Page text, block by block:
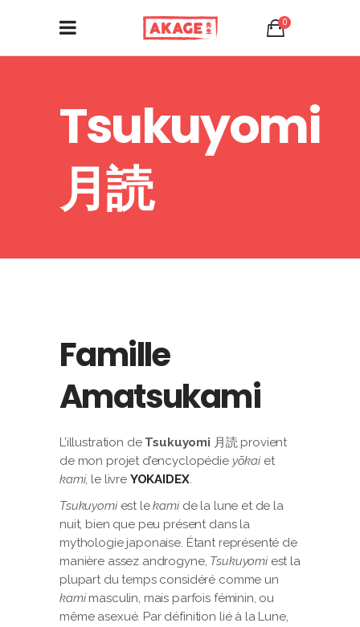
0
Tsukuyomi
月読
Famille
Amatsukami
L’illustration de Tsukuyomi 月読 provient
de mon projet d’encyclopédie yōkaiet
kami, le livre YOKAIDEX.
Tsukuyomiest lekamide la lune et de la
nuit, bien que peu présent dans la
mythologie japonaise. Étant représenté de
manière assez androgyne, Tsukuyomiest la
plupart du temps considéré comme un
kamimasculin, mais parfois féminin, ou
même asexué. Par définition lié à la Lune,